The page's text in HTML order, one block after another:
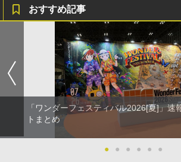
おすすめ記事
「ワンダーフェスティバル2026[夏]」速
トまとめ
● ● ● ● ● ●